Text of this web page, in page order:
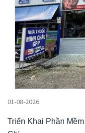
01-08-2026
Triển Khai Phần